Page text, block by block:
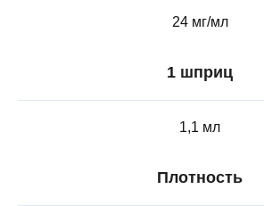
24 мг/мл
1 шприц
1,1 мл
Плотность
объемов, а также точечная коррекция
Область применения